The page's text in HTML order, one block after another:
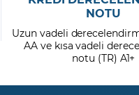
NOTU
Uzun vadeli
AA ve kısa vadeli
notu (TR) A1+